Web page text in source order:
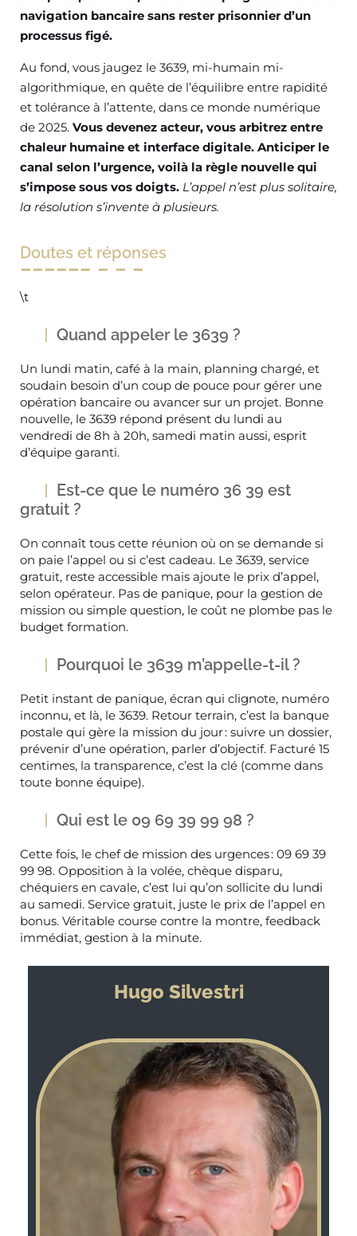
navigation bancaire sans rester prisonnier d’un
processus figé.
Au fond, vous jaugez le 3639, mi-humain mi-
algorithmique, en quête de l’équilibre entre rapidité
et tolérance à l’attente, dans ce monde numérique
de 2025. Vous devenez acteur, vous arbitrez entre
chaleur humaine et interface digitale. Anticiper le
canal selon l’urgence, voilà la règle nouvelle qui
s’impose sous vos doigts. L’appel n’est plus solitaire,
la résolution s’invente à plusieurs.
Doutes et réponses
\t
Quand appeler le 3639 ?
Un lundi matin, café à la main, planning chargé, et
soudain besoin d’un coup de pouce pour gérer une
opération bancaire ou avancer sur un projet. Bonne
nouvelle, le 3639 répond présent du lundi au
vendredi de 8h à 20h, samedi matin aussi, esprit
d’équipe garanti.
Est-ce que le numéro 36 39 est
gratuit ?
On connaît tous cette réunion où on se demande si
on paie l’appel ou si c’est cadeau. Le 3639, service
gratuit, reste accessible mais ajoute le prix d’appel,
selon opérateur. Pas de panique, pour la gestion de
mission ou simple question, le coût ne plombe pas le
budget formation.
Pourquoi le 3639 m’appelle-t-il ?
Petit instant de panique, écran qui clignote, numéro
inconnu, et là, le 3639. Retour terrain, c’est la banque
postale qui gère la mission du jour : suivre un dossier,
prévenir d’une opération, parler d’objectif. Facturé 15
centimes, la transparence, c’est la clé (comme dans
toute bonne équipe).
Qui est le 09 69 39 99 98 ?
Cette fois, le chef de mission des urgences : 09 69 39
99 98. Opposition à la volée, chèque disparu,
chéquiers en cavale, c’est lui qu’on sollicite du lundi
au samedi. Service gratuit, juste le prix de l’appel en
bonus. Véritable course contre la montre, feedback
immédiat, gestion à la minute.
Hugo Silvestri